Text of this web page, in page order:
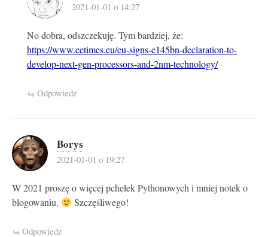
2021-01-01 o 14:27
No dobra, odszczekuję. Tym bardziej, że:
https://www.eetimes.eu/eu-signs-e145bn-declaration-to-
develop-next-gen-processors-and-2nm-technology/
Odpowiedz
Borys
2021-01-01 o 19:27
W 2021 proszę o więcej pchełek Pythonowych i mniej notek o
blogowaniu.
Szczęśliwego!
Odpowiedz